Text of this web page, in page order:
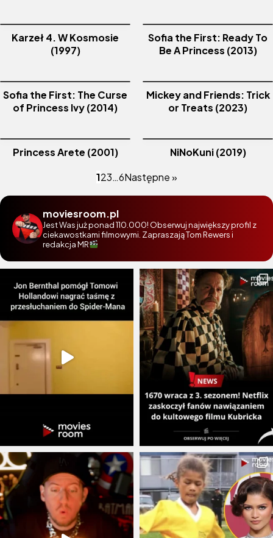
Karzeł 4. W Kosmosie
(1997)
Sofia the First: Ready To
Be A Princess (2013)
Sofia the First: The Curse
of Princess Ivy (2014)
Mickey and Friends: Trick
or Treats (2023)
Princess Arete (2001)
NiNoKuni (2019)
123…6Następne »
moviesroom.pl
Jest Was już ponad 110.000! Obserwuj największy profil z
ciekawostkami filmowymi. Zapraszają Tom Rewers i
redakcja MR